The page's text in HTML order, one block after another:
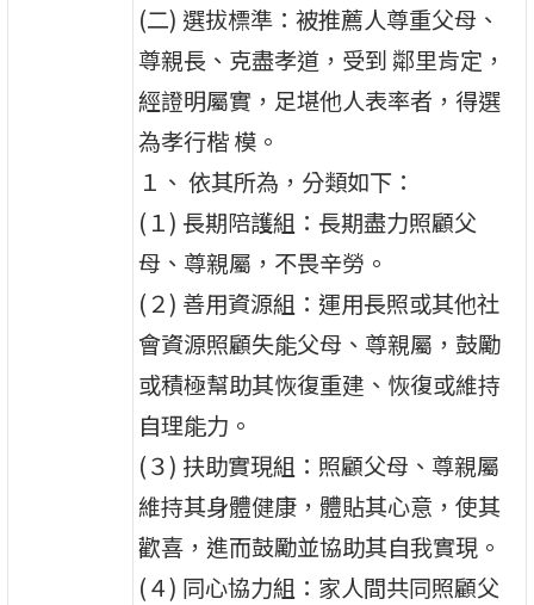
(二) 選拔標準：被推薦人尊重父母、
尊親長、克盡孝道，受到 鄰里肯定，
經證明屬實，足堪他人表率者，得選
為孝行楷 模。
１、 依其所為，分類如下：
(１) 長期陪護組：長期盡力照顧父
母、尊親屬，不畏辛勞。
(２) 善用資源組：運用長照或其他社
會資源照顧失能父母、尊親屬，鼓勵
或積極幫助其恢復重建、恢復或維持
自理能力。
(３) 扶助實現組：照顧父母、尊親屬
維持其身體健康，體貼其心意，使其
歡喜，進而鼓勵並協助其自我實現。
(４) 同心協力組：家人間共同照顧父